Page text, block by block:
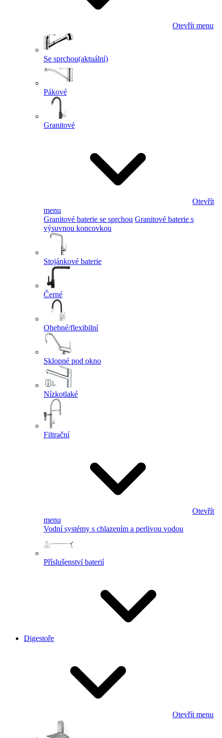
Otevřít menu
Se sprchou(aktuální)
Pákové
Granitové
Otevřít
menu
Granitové baterie se sprchou Granitové baterie s
výsuvnou koncovkou
Stojánkové baterie
Černé
Ohebné/flexibilní
Sklopné pod okno
Nízkotlaké
Filtrační
Otevřít
menu
Vodní systémy s chlazením a perlivou vodou
Příslušenství baterií
Digestoře
Otevřít menu